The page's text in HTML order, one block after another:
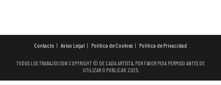
Contacto Aviso Legal Política de Cookies Política de Privacidad
TODOS LOS TRABAJOS SON COPYRIGHT © DE CADA ARTISTA, POR FAVOR PIDA PERMISO ANTES DE
UTILIZAR O PUBLICAR. 2025